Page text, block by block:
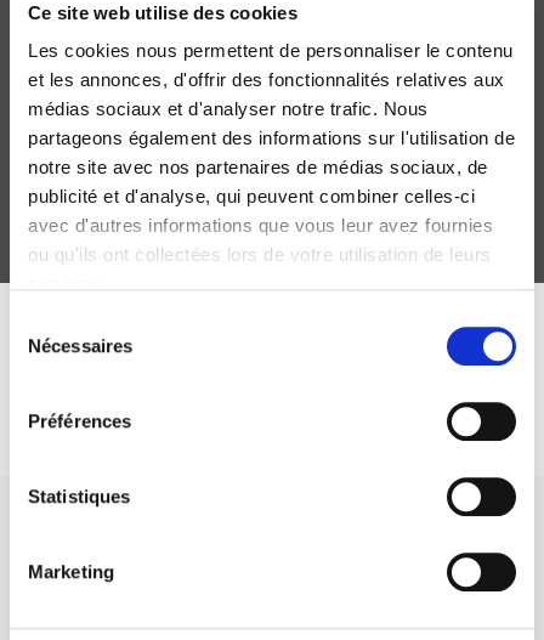
Ce site web utilise des cookies
Les cookies nous permettent de personnaliser le contenu
et les annonces, d'offrir des fonctionnalités relatives aux
médias sociaux et d'analyser notre trafic. Nous
partageons également des informations sur l'utilisation de
notre site avec nos partenaires de médias sociaux, de
publicité et d'analyse, qui peuvent combiner celles-ci
avec d'autres informations que vous leur avez fournies
ou qu'ils ont collectées lors de votre utilisation de leurs
Nécessaires
Préférences
Statistiques
Marketing
Politique agricole: un modèle européen
Louis-Pascal Mahé, François Ortalo-Magné
DISCOVER OUR JOURNALS
SCIENCES PO UNIVERSITY PRESS has a threefold role: to publish